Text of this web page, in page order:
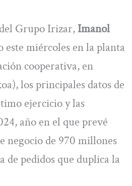
Grupo Irizar, Imanol
este miércoles en la planta
cooperativa, en
los principales datos de
ejercicio y las
año en el que prevé
negocio de 970 millones
de pedidos que duplica la